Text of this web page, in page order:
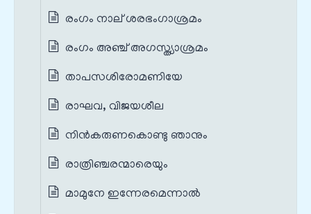
രംഗം നാല് ശരഭംഗാശ്രമം
രംഗം അഞ്ച് അഗസ്ത്യാശ്രമം
താപസശിരോമണിയേ
രാഘവ, വിജയശീല
നിൻകരുണകൊണ്ടു ഞാനും
രാത്രിഞ്ചരന്മാരെയും
മാമുനേ ഇന്നേരമെന്നാൽ